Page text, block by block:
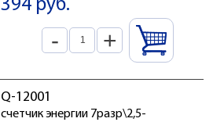
394 руб.
- +
Q-12001
счетчик энергии 7разр\2,5-